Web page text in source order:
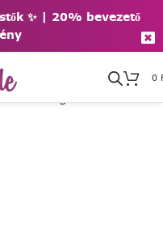
✨ | 20% bevezető
0